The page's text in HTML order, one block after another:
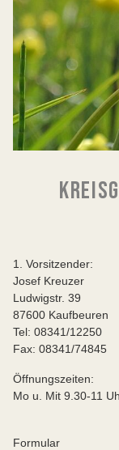
1. Vorsitzender:
Josef Kreuzer
Ludwigstr. 39
87600 Kaufbeuren
Tel: 08341/12250
Fax: 08341/74845
Öffnungszeiten:
Mo u. Mit 9.30-11
Formular